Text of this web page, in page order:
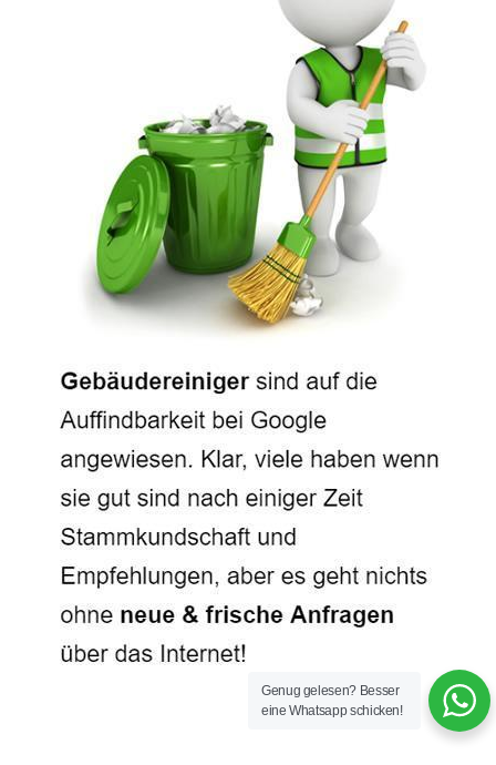
Genug gelesen? Besser
eine Whatsapp schicken!